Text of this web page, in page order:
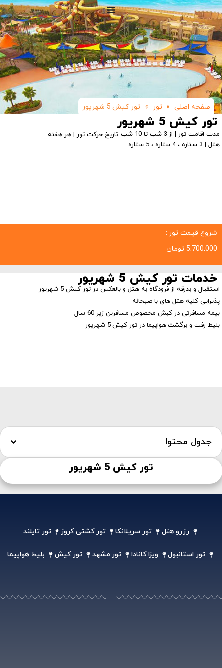
صفحه اصلی » تور » تور کیش 5 شهریور
تور کیش 5 شهریور
مدت اقامت تور | از 3 شب تا 10 شب
تاریخ حرکت تور | هر هفته
هتل | 3 ستاره ، 4 ستاره ، 5 ستاره
شروع قیمت تور :
5,700,000 تومان
خدمات تور کیش 5 شهریور
استقبال و بدرقه از فرودگاه به هتل و بالعکس در تور کیش 5 شهریور
پذیرایی کلیه هتل های با صبحانه
بیمه مسافرتی در کیش مخصوص مسافرین زیر 60 سال
بلیط رفت و برگشت هواپیما در تور کیش 5 شهریور
جدول محتوا
تور کیش 5 شهریور
رزرو هتل تور سریلانکا تور کشتی کروز تور تایلند
تور استانبول ویزا کانادا تور مشهد تور کیش بلیط هواپیما